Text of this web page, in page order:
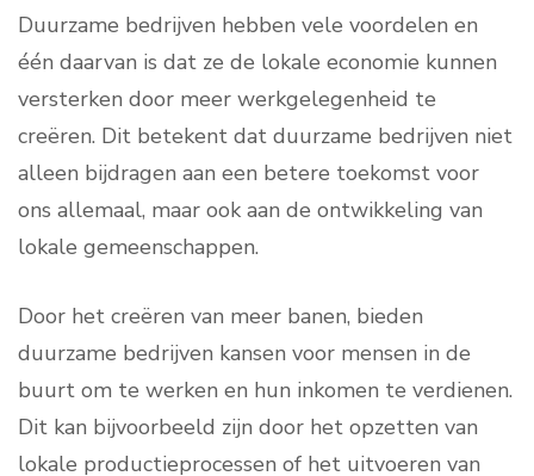
Duurzame bedrijven hebben vele voordelen en
één daarvan is dat ze de lokale economie kunnen
versterken door meer werkgelegenheid te
creëren. Dit betekent dat duurzame bedrijven niet
alleen bijdragen aan een betere toekomst voor
ons allemaal, maar ook aan de ontwikkeling van
lokale gemeenschappen.
Door het creëren van meer banen, bieden
duurzame bedrijven kansen voor mensen in de
buurt om te werken en hun inkomen te verdienen.
Dit kan bijvoorbeeld zijn door het opzetten van
lokale productieprocessen of het uitvoeren van